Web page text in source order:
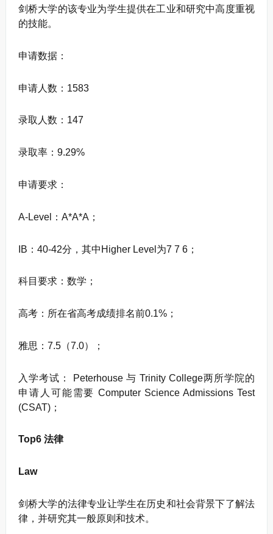
剑桥大学的该专业为学生提供在工业和研究中高度重视
的技能。
申请数据：
申请人数：1583
录取人数：147
录取率：9.29%
申请要求：
A-Level：A*A*A；
IB：40-42分，其中Higher Level为7 7 6；
科目要求：数学；
高考：所在省高考成绩排名前0.1%；
雅思：7.5（7.0）；
入学考试： Peterhouse 与 Trinity College两所学院的
申请人可能需要 Computer Science Admissions Test
(CSAT)；
Top6 法律
Law
剑桥大学的法律专业让学生在历史和社会背景下了解法
律，并研究其一般原则和技术。